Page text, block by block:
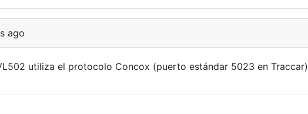
ago
utiliza el protocolo Concox (puerto estándar 5023 en Traccar)